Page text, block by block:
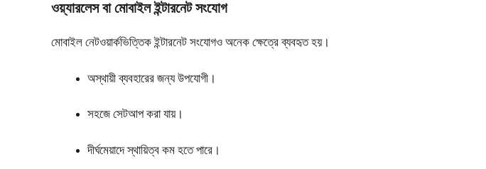
ওয়্যারলেস বা মোবাইল ইন্টারনেট সংযোগ
মোবাইল নেটওয়ার্কভিত্তিক ইন্টারনেট সংযোগও অনেক ক্ষেত্রে ব্যবহৃত হয়।
অস্থায়ী ব্যবহারের জন্য উপযোগী।
সহজে সেটআপ করা যায়।
দীর্ঘমেয়াদে স্থায়িত্ব কম হতে পারে।